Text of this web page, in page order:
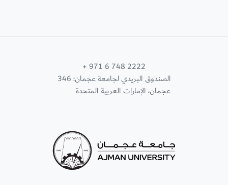
+ 971 6 748 2222
الصندوق البريدي لجامعة عجمان: 346
عجمان، الإمارات العربية المتحدة